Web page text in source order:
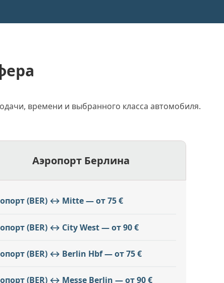
времени и выбранного класса автомобиля.
Аэропорт Берлина
(BER) ↔ Mitte — от 75 €
(BER) ↔ City West — от 90 €
(BER) ↔ Berlin Hbf — от 75 €
(BER) ↔ Messe Berlin — от 90 €